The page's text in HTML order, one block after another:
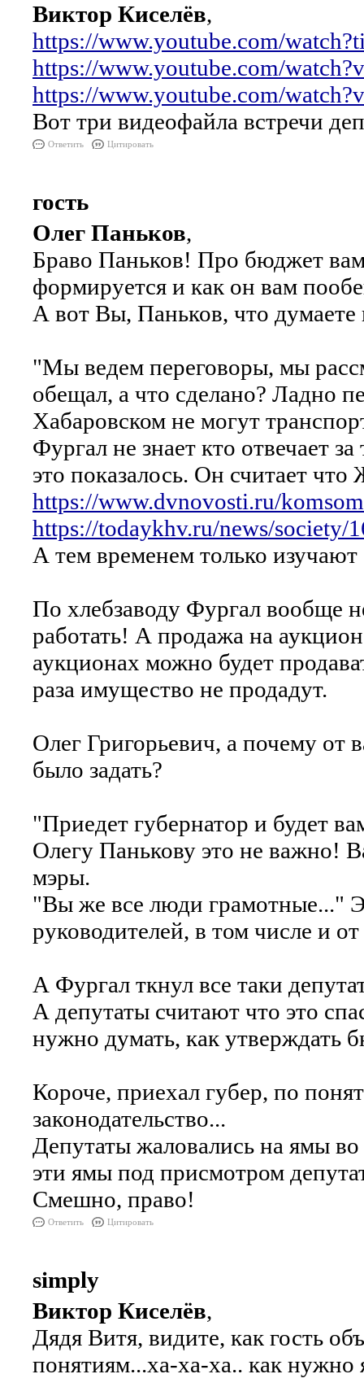
Виктор Киселёв,
https://www.youtube.com/
https://www.youtube.com/
https://www.youtube.com/
Вот три видеофайла встречи
Ответить Цитировать
гость
Олег Паньков,
Браво Паньков! Про бюджет
формируется и как он вам
А вот Вы, Паньков, что
"Мы ведем переговоры, мы
обещал, а что сделано? Ладно
Хабаровском не могут
Фургал не знает кто отвечает
это показалось. Он считает
https://www.dvnovosti.ru/
https://todaykhv.ru/news/society/
А тем временем только
По хлебзаводу Фургал вообще
работать! А продажа на
аукционах можно будет
раза имущество не продадут.
Олег Григорьевич, а почему от
было задать?
"Приедет губернатор и будет
Олегу Панькову это не важно!
мэры.
"Вы же все люди грамотные..."
руководителей, в том числе и
А Фургал ткнул все таки
А депутаты считают что это
нужно думать, как утверждать
Короче, приехал губер, по
законодательство...
Депутаты жаловались на ямы
эти ямы под присмотром
Смешно, право!
Ответить Цитировать
simply
Виктор Киселёв,
Дядя Витя, видите, как гость
понятиям...ха-ха-ха.. как